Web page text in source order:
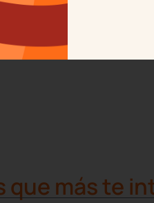
que más te